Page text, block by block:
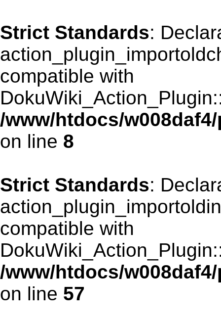
Strict Standards:
compatible with
/www/htdocs/
on line 8
Strict Standards:
compatible with
/www/htdocs/
on line 57